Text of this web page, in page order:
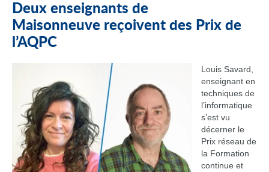
Deux enseignants de
Maisonneuve reçoivent des Prix de
l’AQPC
Louis Savard,
enseignant en
techniques de
l’informatique
s’est vu
décerner le
Prix réseau de
la Formation
continue et